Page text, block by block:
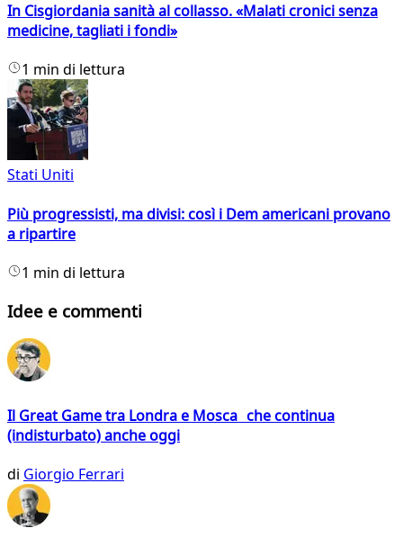
In Cisgiordania sanità al collasso. «Malati cronici senza
medicine, tagliati i fondi»
1 min di lettura
Stati Uniti
Più progressisti, ma divisi: così i Dem americani provano
a ripartire
1 min di lettura
Idee e commenti
Il Great Game tra Londra e Mosca che continua
(indisturbato) anche oggi
di Giorgio Ferrari